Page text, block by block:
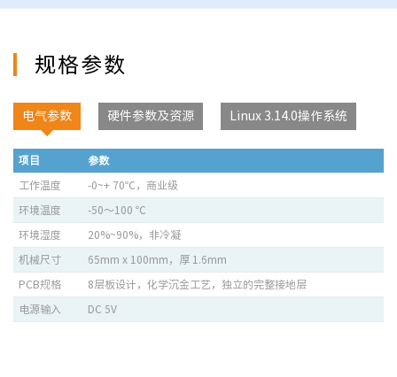
规格参数
电气参数 硬件参数及资源 Linux 3.14.0操作系统
项目 参数
工作温度 -0~+ 70℃，商业级
环境温度 -50～100 ℃
环境湿度 20%~90%，非冷凝
机械尺寸 65mm x 100mm，厚 1.6mm
PCB规格 8层板设计，化学沉金工艺，独立的完整接地层
电源输入 DC 5V